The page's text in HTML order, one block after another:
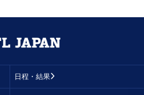
日程・結果